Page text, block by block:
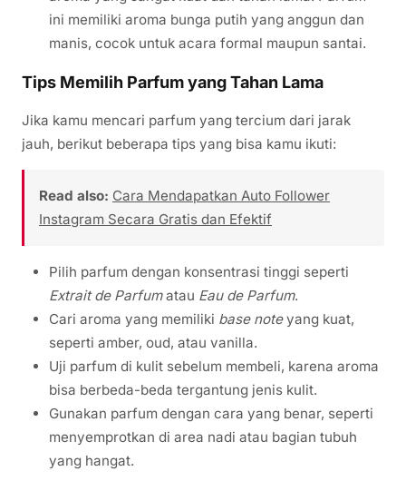
ini memiliki aroma bunga putih yang anggun dan
manis, cocok untuk acara formal maupun santai.
Tips Memilih Parfum yang Tahan Lama
Jika kamu mencari parfum yang tercium dari jarak
jauh, berikut beberapa tips yang bisa kamu ikuti:
Read also: Cara Mendapatkan Auto Follower
Instagram Secara Gratis dan Efektif
Pilih parfum dengan konsentrasi tinggi seperti
Extrait de Parfumatau Eau de Parfum.
Cari aroma yang memiliki base noteyang kuat,
seperti amber, oud, atau vanilla.
Uji parfum di kulit sebelum membeli, karena aroma
bisa berbeda-beda tergantung jenis kulit.
Gunakan parfum dengan cara yang benar, seperti
menyemprotkan di area nadi atau bagian tubuh
yang hangat.